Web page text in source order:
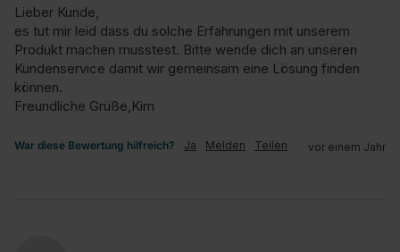
Lieber Kunde,
es tut mir leid dass du solche Erfahrungen mit unserem
Produkt machen musstest. Bitte wende dich an unseren
Kundenservice damit wir gemeinsam eine Lösung finden
können.
Freundliche Grüße,Kim
War diese Bewertung hilfreich? Ja Melden Teilen vor einem Jahr